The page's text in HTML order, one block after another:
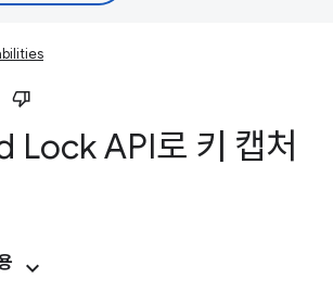
Lock API로 키 캡처